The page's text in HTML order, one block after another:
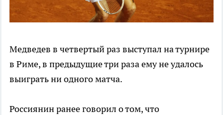
Медведев в четвертый раз выступал на турнире
в Риме, в предыдущие три раза ему не удалось
выиграть ни одного матча.
Россиянин ранее говорил о том, что